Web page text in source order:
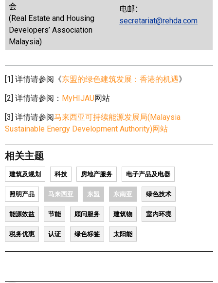
会
(Real Estate and Housing
Developers’ Association
Malaysia)
电邮：
secretariat@rehda.com
[1] 详情请参阅《东盟的绿色建筑发展：香港的机遇》
[2] 详情请参阅： MyHIJAU网站
[3] 详情请参阅马来西亚可持续能源发展局(Malaysia
Sustainable Energy Development Authority)网站
相关主题
建筑及规划 科技 房地产服务 电子产品及电器
照明产品 马来西亚 东盟 东南亚 绿色技术
能源效益 节能 顾问服务 建筑物 室内环境
税务优惠 认证 绿色标签 太阳能